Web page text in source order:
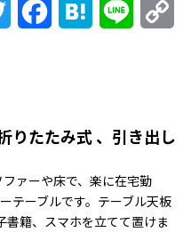
Twitter FacebookHatena Line
りたたみ式 、引き出し
ァーや床で、楽に在宅勤
テーブルです。テーブル天板
書籍、スマホを立てて置けま